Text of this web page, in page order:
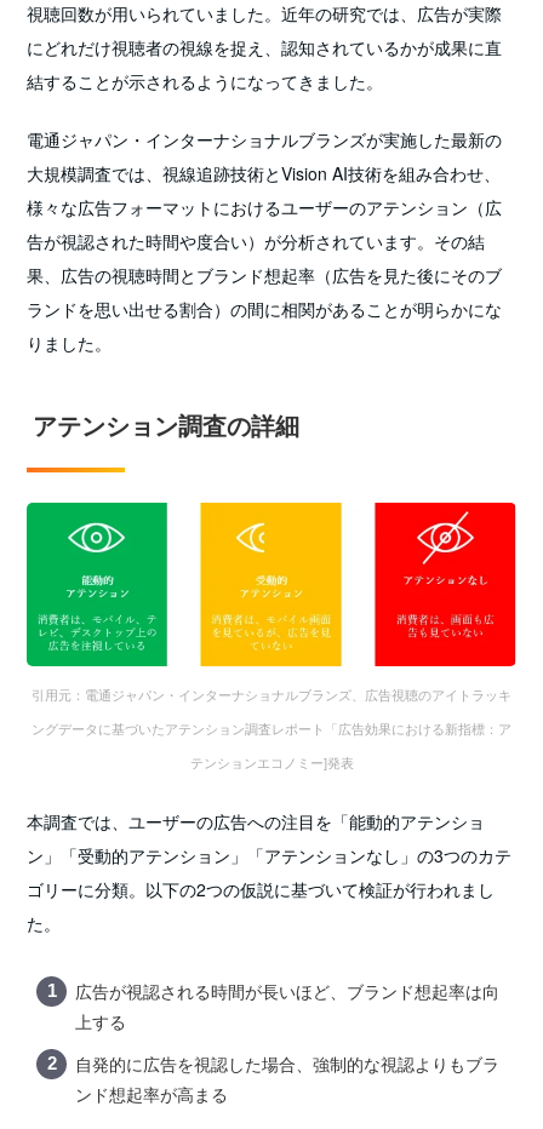
視聴回数が用いられていました。近年の研究では、広告が実際
にどれだけ視聴者の視線を捉え、認知されているかが成果に直
結することが示されるようになってきました。
電通ジャパン・インターナショナルブランズが実施した最新の
大規模調査では、視線追跡技術とVision AI技術を組み合わせ、
様々な広告フォーマットにおけるユーザーのアテンション（広
告が視認された時間や度合い）が分析されています。その結
果、広告の視聴時間とブランド想起率（広告を見た後にそのブ
ランドを思い出せる割合）の間に相関があることが明らかにな
りました。
アテンション調査の詳細
引用元：電通ジャパン・インターナショナルブランズ、広告視聴のアイトラッキ
ングデータに基づいたアテンション調査レポート「広告効果における新指標：ア
テンションエコノミー]発表
本調査では、ユーザーの広告への注目を「能動的アテンショ
ン」「受動的アテンション」「アテンションなし」の3つのカテ
ゴリーに分類。以下の2つの仮説に基づいて検証が行われまし
た。
広告が視認される時間が長いほど、ブランド想起率は向
上する
自発的に広告を視認した場合、強制的な視認よりもブラ
ンド想起率が高まる